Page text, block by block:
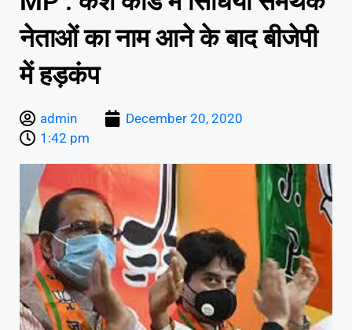
नेताओं का नाम आने के बाद बीजेपी
में हड़कंप
admin
December 20, 2020
1:42 pm